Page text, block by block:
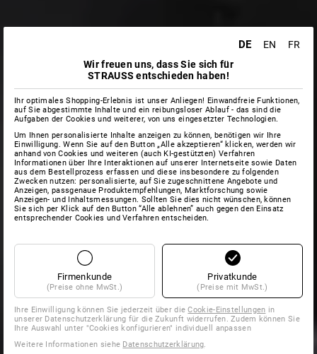
DE EN
FR
Wir freuen uns, dass Sie sich für
STRAUSS entschieden haben!
Ihr optimales Shopping-Erlebnis ist unser Anliegen! Einwandfreie Funktionen,
auf Sie abgestimmte Inhalte und ein reibungsloser Ablauf - das sind die
Aufgaben der Cookies und weiterer, von uns eingesetzter Technologien.
Um Ihnen personalisierte Inhalte anzeigen zu können, benötigen wir Ihre
Einwilligung. Wenn Sie auf den Button „Alle akzeptieren“ klicken, werden wir
anhand von Cookies und weiteren (auch KI-gestützten) Verfahren
Informationen über Ihre Interaktionen auf unserer Internetseite sowie Daten
aus dem Bestellprozess erfassen und diese insbesondere zu folgenden
Zwecken nutzen: personalisierte, auf Sie zugeschnittene Angebote und
Anzeigen, passgenaue Produktempfehlungen, Marktforschung sowie
Anzeigen- und Inhaltsmessungen. Sollten Sie dies nicht wünschen, können
Sie sich per Klick auf den Button “Alle ablehnen” auch gegen den Einsatz
entsprechender Cookies und Verfahren entscheiden.
Firmenkunde
(Preise ohne MwSt.)
Privatkunde
(Preise mit MwSt.)
Ihre Einwilligung können Sie jederzeit über dieCookie-Einstellungen in
unserer Datenschutzerklärung für die Zukunft widerrufen. Zudem können Sie
Ihre Auswahl unter "Cookies konfigurieren" individuell anpassen
Weitere Informationen siehe Datenschutzerklärung